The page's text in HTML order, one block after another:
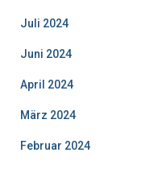
Juli 2024
Juni 2024
April 2024
März 2024
Februar 2024